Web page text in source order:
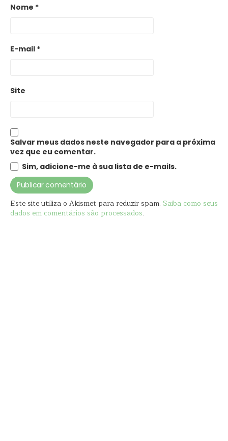
Nome *
E-mail *
Site
Salvar meus dados neste navegador para a próxima
vez que eu comentar.
Sim, adicione-me à sua lista de e-mails.
Este site utiliza o Akismet para reduzir spam. Saiba como seus
dados em comentários são processados.